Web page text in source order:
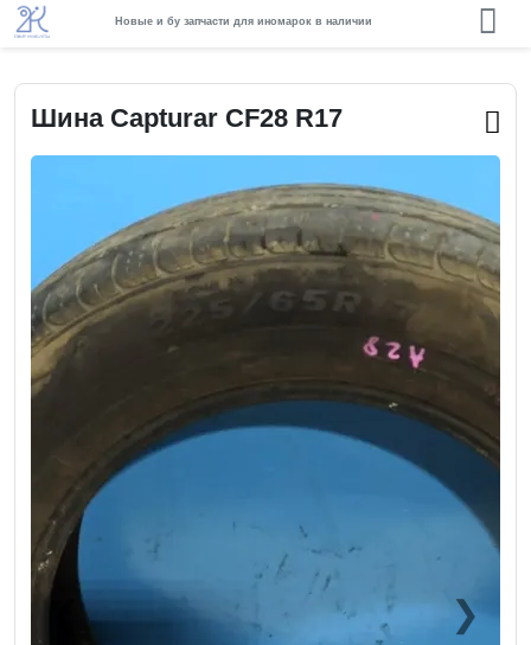
Новые и бу запчасти для иномарок в наличии
Шина Capturar CF28 R17
Previous ❯
Next